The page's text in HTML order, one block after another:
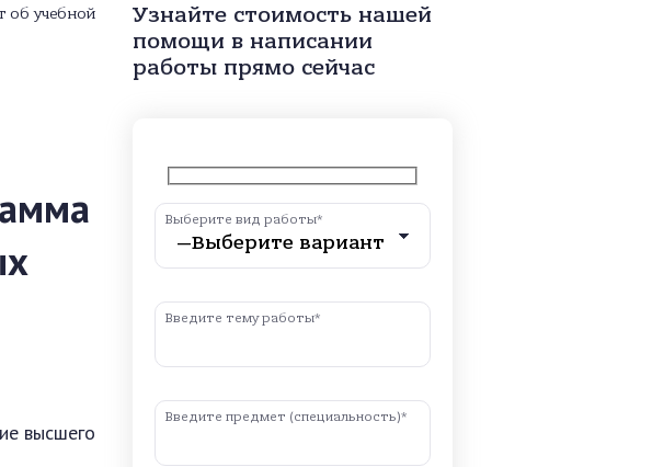
об учебной
высшего
Узнайте стоимость нашей
помощи в написании
работы прямо сейчас
Выберите вид работы*
Введите тему работы*
Введите предмет (специальность)*